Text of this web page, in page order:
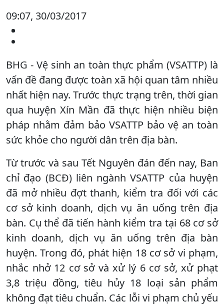
09:07, 30/03/2017
BHG - Vệ sinh an toàn thực phẩm (VSATTP) là
vấn đề đang được toàn xã hội quan tâm nhiều
nhất hiện nay. Trước thực trạng trên, thời gian
qua huyện Xín Mần đã thực hiện nhiều biện
pháp nhằm đảm bảo VSATTP bảo vệ an toàn
sức khỏe cho người dân trên địa bàn.
Từ trước và sau Tết Nguyên đán đến nay, Ban
chỉ đạo (BCĐ) liên ngành VSATTP của huyện
đã mở nhiều đợt thanh, kiểm tra đối với các
cơ sở kinh doanh, dịch vụ ăn uống trên địa
bàn. Cụ thể đã tiến hành kiểm tra tại 68 cơ sở
kinh doanh, dịch vụ ăn uống trên địa bàn
huyện. Trong đó, phát hiện 18 cơ sở vi phạm,
nhắc nhở 12 cơ sở và xử lý 6 cơ sở, xử phạt
3,8 triệu đồng, tiêu hủy 18 loại sản phẩm
không đạt tiêu chuẩn. Các lỗi vi phạm chủ yếu